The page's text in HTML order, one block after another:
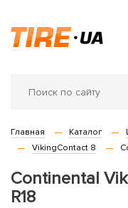
Главная Каталог
VikingContact 8
Continental
R18